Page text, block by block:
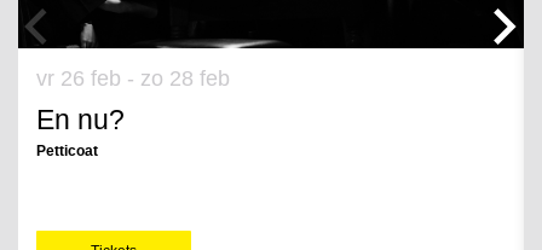
En nu?
Petticoat
vr 26 feb - zo 28 feb